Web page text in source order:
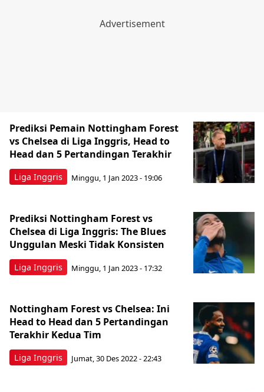
Liga Inggris
Prediksi Pemain Nottingham Forest
vs Chelsea di Liga Inggris, Head to
Head dan 5 Pertandingan Terakhir
Minggu, 1 Jan 2023 - 19:06
Liga Inggris
Prediksi Nottingham Forest vs
Chelsea di Liga Inggris: The Blues
Unggulan Meski Tidak Konsisten
Minggu, 1 Jan 2023 - 17:32
Liga Inggris
Nottingham Forest vs Chelsea: Ini
Head to Head dan 5 Pertandingan
Terakhir Kedua Tim
Jumat, 30 Des 2022 - 22:43